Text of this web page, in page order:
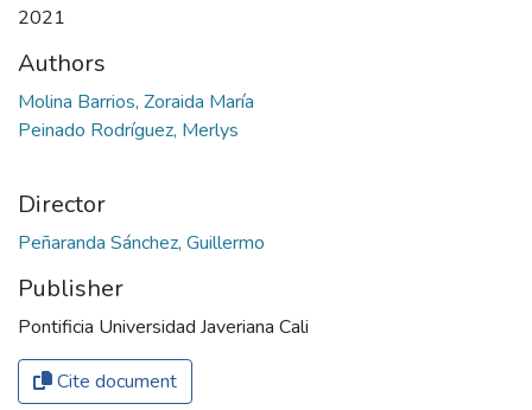
2021
Authors
Molina Barrios, Zoraida María
Peinado Rodríguez, Merlys
Director
Peñaranda Sánchez, Guillermo
Publisher
Pontificia Universidad Javeriana Cali
Cite document